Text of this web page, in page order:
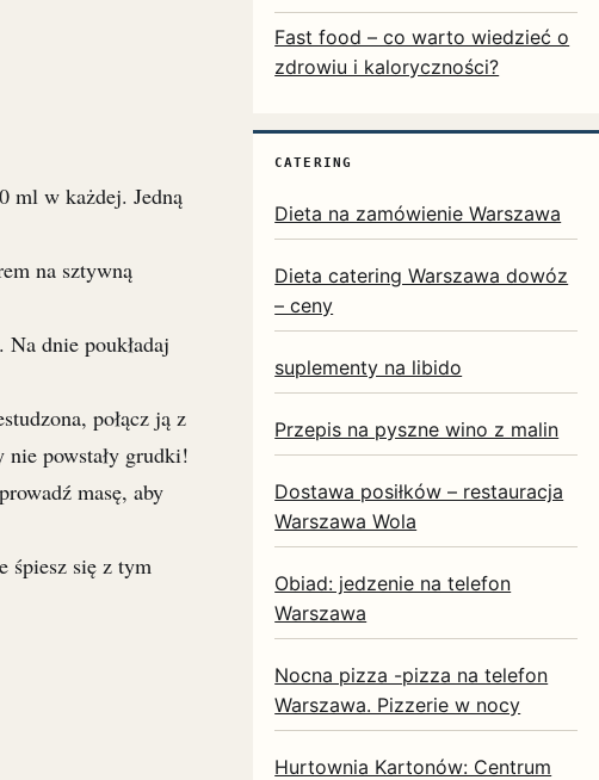
ml w każdej. Jedną
na sztywną
dnie poukładaj
połącz ją z
nie powstały grudki!
masę, aby
śpiesz się z tym
Fast food – co warto wiedzieć o
zdrowiu i kaloryczności?
CATERING
Dieta na zamówienie Warszawa
Dieta catering Warszawa dowóz
– ceny
suplementy na libido
Przepis na pyszne wino z malin
Dostawa posiłków – restauracja
Warszawa Wola
Obiad: jedzenie na telefon
Warszawa
Nocna pizza -pizza na telefon
Warszawa. Pizzerie w nocy
Hurtownia Kartonów: Centrum